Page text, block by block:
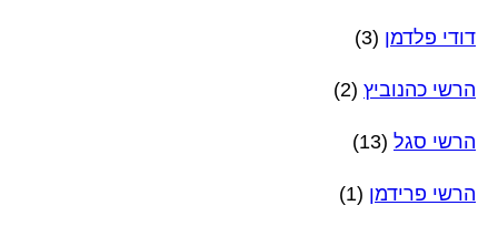
דודי פלדמן (3)
הרשי כהנוביץ (2)
הרשי סגל (13)
הרשי פרידמן (1)